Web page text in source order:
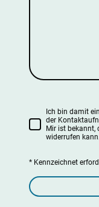
Ich bin damit
der
Mir ist bekannt,
widerrufen kann.
* Kennzeichnet